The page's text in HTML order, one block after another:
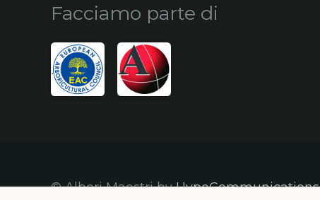
Facciamo parte di
© Alberi Maestri byHypeCommunications